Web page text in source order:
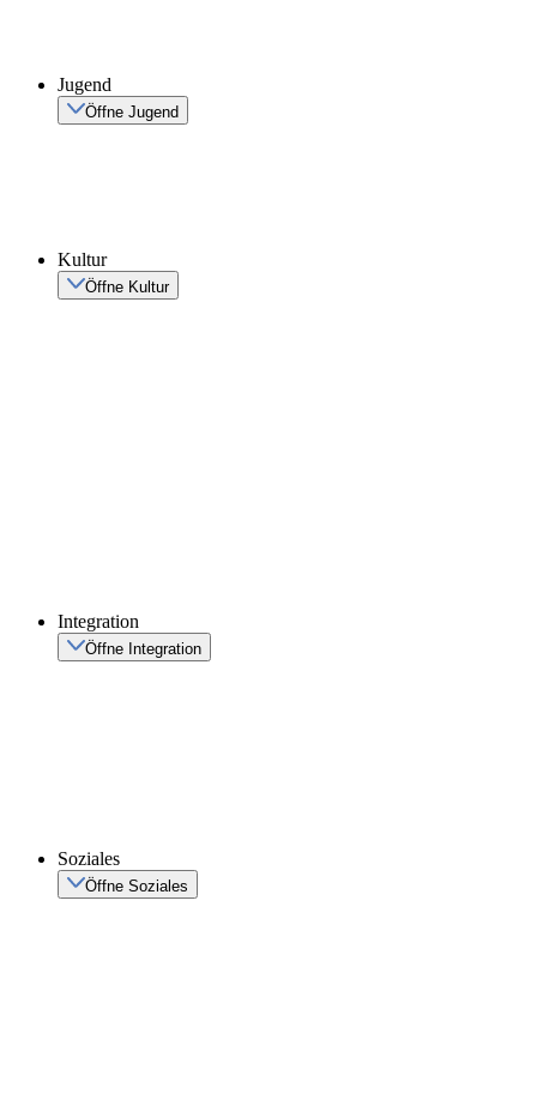
Jugend
Öffne Jugend
Kultur
Öffne Kultur
Integration
Öffne Integration
Soziales
Öffne Soziales